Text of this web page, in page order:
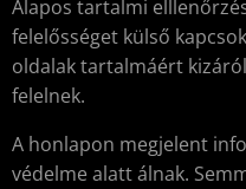
Alapos tartalmi
felelősséget külső
oldalak tartalmáért
felelnek.
A honlapon megjelent
védelme alatt álnak.